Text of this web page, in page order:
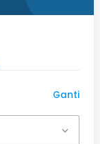
Ganti